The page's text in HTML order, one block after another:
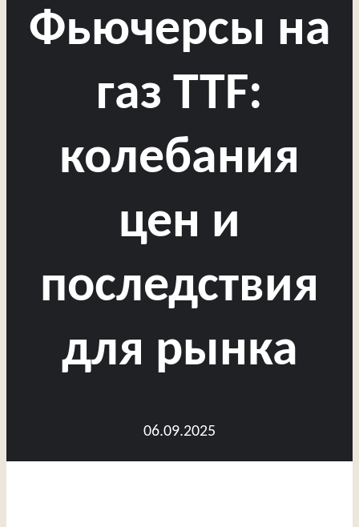
Фьючерсы на
газ TTF:
колебания
цен и
последствия
для рынка
06.09.2025